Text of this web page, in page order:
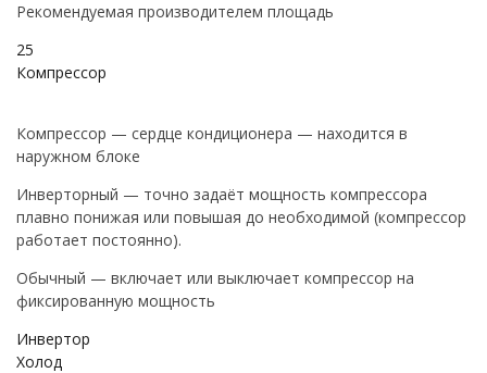
Рекомендуемая производителем площадь
25
Компрессор
Компрессор — сердце кондиционера — находится в
наружном блоке
Инверторный — точно задаёт мощность компрессора
плавно понижая или повышая до необходимой (компрессор
работает постоянно).
Обычный — включает или выключает компрессор на
фиксированную мощность
Инвертор
Холод